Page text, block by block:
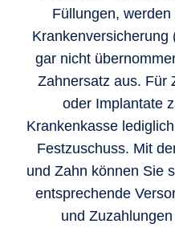
Füllungen,
Kranken­versicherung
gar nicht
Zahnersatz aus. Für
oder Implantate
Krankenkasse
Festzuschuss. Mit
und Zahn können Sie
entsprechende
und